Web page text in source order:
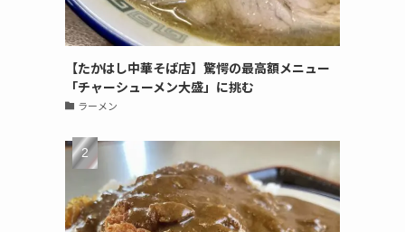
【たかはし中華そば店】驚愕の最高額メニュー
「チャーシューメン大盛」に挑む
ラーメン